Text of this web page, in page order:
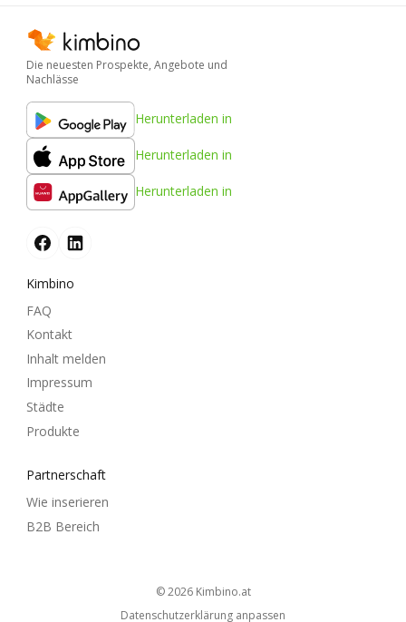
Die neuesten Prospekte, Angebote und
Nachlässe
Herunterladen in
Herunterladen in
Herunterladen in
Kimbino
FAQ
Kontakt
Inhalt melden
Impressum
Städte
Produkte
Partnerschaft
Wie inserieren
B2B Bereich
© 2026 kimbino.at
Datenschutzerklärung anpassen